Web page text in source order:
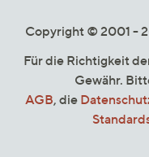
Copyright © 2001 -
Für die Richtigkeit
Gewähr.
AGB, die